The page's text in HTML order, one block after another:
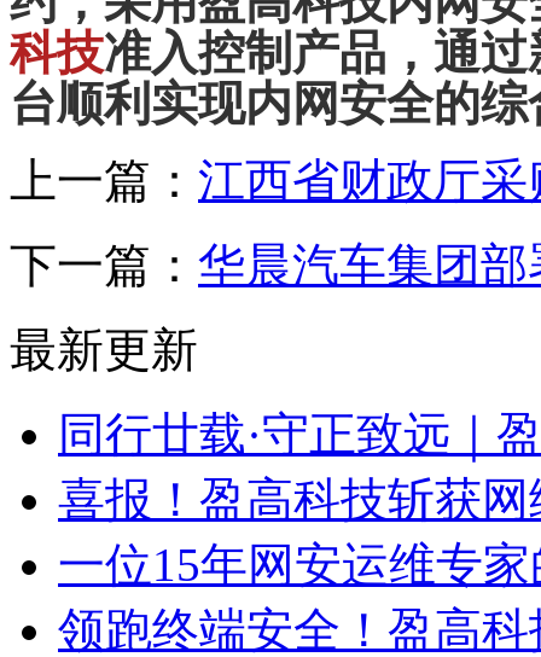
科技准入控制产品，通
台顺利实现内网安全的
上一篇： 江西省财政厅
下一篇： 华晨汽车集团
最新更新
同行廿载·守正致远｜
喜报！盈高科技斩获
一位15年网安运维专
领跑终端安全！盈高